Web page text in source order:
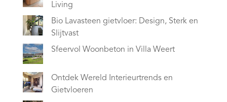
Living
Bio Lavasteen gietvloer: Design, Sterk en
Slijtvast
Sfeervol Woonbeton in Villa Weert
Ontdek Wereld Interieurtrends en
Gietvloeren